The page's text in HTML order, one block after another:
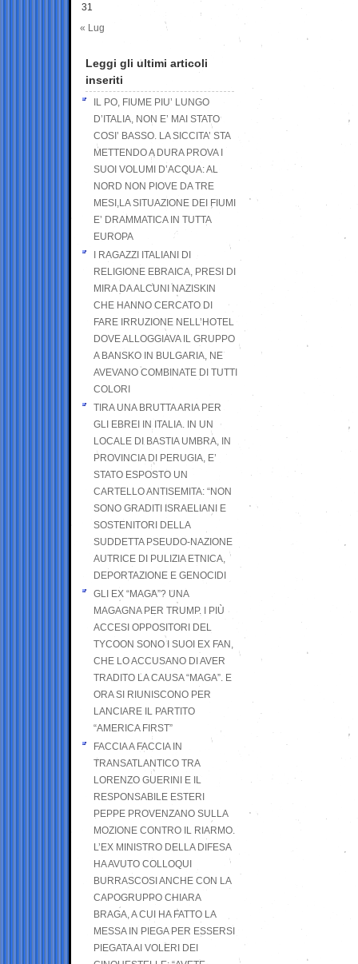
31
« Lug
Leggi gli ultimi articoli
inseriti
IL PO, FIUME PIU’ LUNGO
D’ITALIA, NON E’ MAI STATO
COSI’ BASSO. LA SICCITA’ STA
METTENDO A DURA PROVA I
SUOI VOLUMI D’ACQUA: AL
NORD NON PIOVE DA TRE
MESI,LA SITUAZIONE DEI FIUMI
E’ DRAMMATICA IN TUTTA
EUROPA
I RAGAZZI ITALIANI DI
RELIGIONE EBRAICA, PRESI DI
MIRA DA ALCUNI NAZISKIN
CHE HANNO CERCATO DI
FARE IRRUZIONE NELL’HOTEL
DOVE ALLOGGIAVA IL GRUPPO
A BANSKO IN BULGARIA, NE
AVEVANO COMBINATE DI TUTTI
COLORI
TIRA UNA BRUTTA ARIA PER
GLI EBREI IN ITALIA. IN UN
LOCALE DI BASTIA UMBRA, IN
PROVINCIA DI PERUGIA, E’
STATO ESPOSTO UN
CARTELLO ANTISEMITA: “NON
SONO GRADITI ISRAELIANI E
SOSTENITORI DELLA
SUDDETTA PSEUDO-NAZIONE
AUTRICE DI PULIZIA ETNICA,
DEPORTAZIONE E GENOCIDI
GLI EX “MAGA”? UNA
MAGAGNA PER TRUMP. I PIÙ
ACCESI OPPOSITORI DEL
TYCOON SONO I SUOI EX FAN,
CHE LO ACCUSANO DI AVER
TRADITO LA CAUSA “MAGA”. E
ORA SI RIUNISCONO PER
LANCIARE IL PARTITO
“AMERICA FIRST”
FACCIA A FACCIA IN
TRANSATLANTICO TRA
LORENZO GUERINI E IL
RESPONSABILE ESTERI
PEPPE PROVENZANO SULLA
MOZIONE CONTRO IL RIARMO.
L’EX MINISTRO DELLA DIFESA
HA AVUTO COLLOQUI
BURRASCOSI ANCHE CON LA
CAPOGRUPPO CHIARA
BRAGA, A CUI HA FATTO LA
MESSA IN PIEGA PER ESSERSI
PIEGATA AI VOLERI DEI